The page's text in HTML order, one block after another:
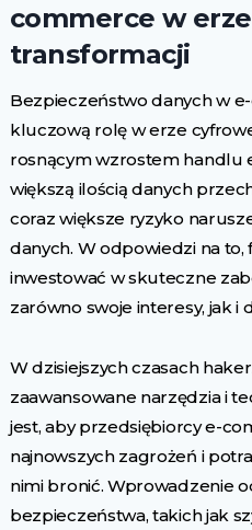
commerce w
transformacji
Bezpieczeństwo danych w
kluczową rolę w erze
rosnącym wzrostem handlu
większą ilością danych
coraz większe ryzyko
danych. W odpowiedzi na
inwestować w skuteczne
zarówno swoje interesy, jak i
W dzisiejszych czasach
zaawansowane narzędzia i
jest, aby przedsiębiorcy e-
najnowszych zagrożeń i
nimi bronić. Wprowadzenie
bezpieczeństwa, takich jak